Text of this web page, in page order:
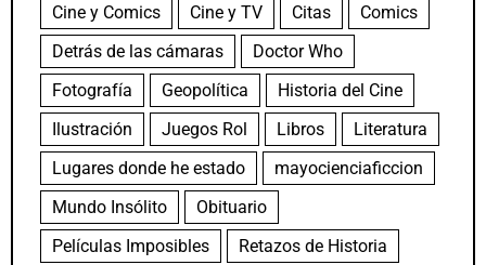
Cine y Comics
Cine y TV Citas
Comics
Detrás de las cámaras
Doctor Who
Fotografía
Geopolítica
Historia del Cine
Ilustración
Juegos Rol Libros
Literatura
Lugares donde he estado
mayocienciaficcion
Mundo Insólito
Obituario
Películas Imposibles
Retazos de Historia